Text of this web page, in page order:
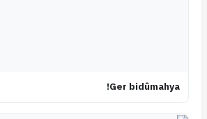
Ger bidûmahya!